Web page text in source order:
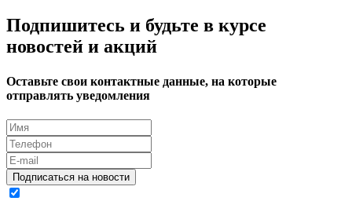
Подпишитесь и будьте в курсе
новостей и акций
Оставьте свои контактные данные, на которые
отправлять уведомления
Подписаться на новости